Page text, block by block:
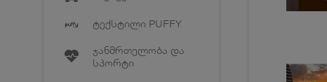
ტექსტილი PUFFY
ჯანმრთელობა და
სპორტი